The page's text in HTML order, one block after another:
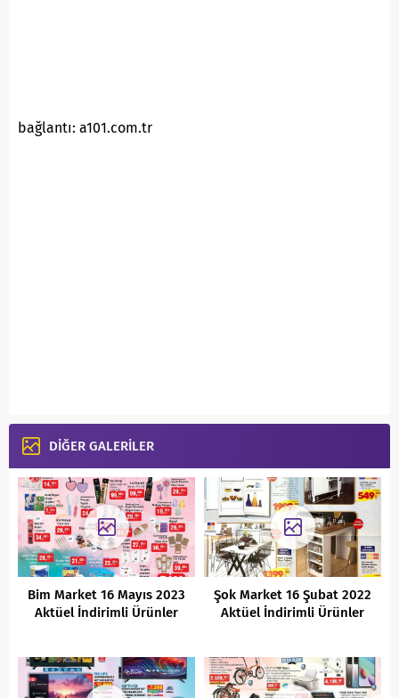
bağlantı: a101.com.tr
DİĞER GALERİLER
Bim Market 16 Mayıs 2023
Aktüel İndirimli Ürünler
Şok Market 16 Şubat 2022
Aktüel İndirimli Ürünler